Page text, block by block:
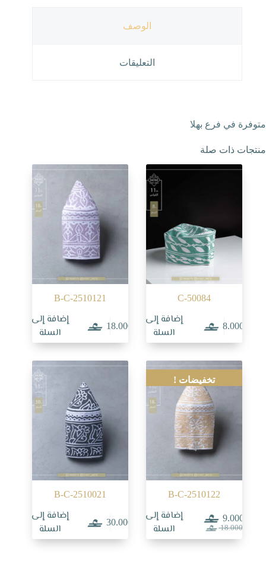
الوصف
التعليقات
متوفرة في فرع بهلا
منتجات ذات صلة
C-50084
8.000
إضافة إلى
السلة
B-C-2510121
18.000
إضافة إلى
السلة
تخفيضات !
B-C-2510122
18.000السعر
الأصلي
9.000
السعر
الحالي
إضافة إلى
السلة
B-C-2510021
30.000
إضافة إلى
السلة